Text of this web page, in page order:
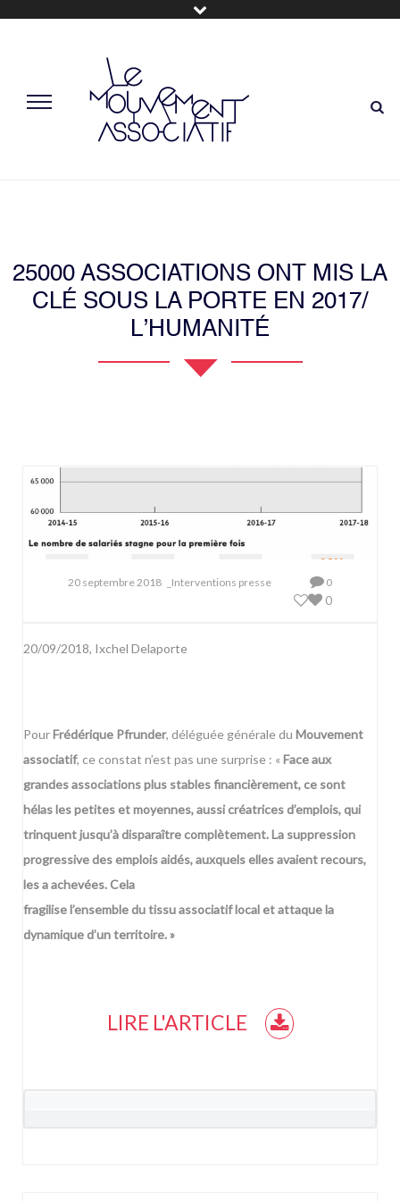
25000 ASSOCIATIONS ONT MIS LA
CLÉ SOUS LA PORTE EN 2017/
L’HUMANITÉ
20 septembre 2018 _Interventions presse 0
0
20/09/2018, Ixchel Delaporte
PourFrédérique Pfrunder, déléguée générale du Mouvement
associatif, ce constat n’est pas une surprise : «Face aux
grandes associations plus stables financièrement, ce sont
hélas les petites etmoyennes, aussi créatrices d’emplois, qui
trinquent jusqu’à disparaître complètement. La suppression
progressive des emplois aidés, auxquels elles avaient recours,
les a achevées. Cela
fragilise l’ensemble du tissu associatif local et attaque la
dynamique d’un territoire. »
LIRE L'ARTICLE